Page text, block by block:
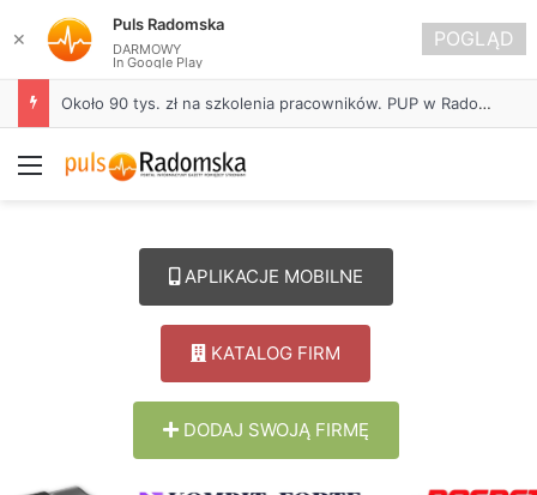
Około 90 tys. zł na szkolenia pracowników. PUP w Radomsku ogłasza nabór wniosków
Menu
APLIKACJE MOBILNE
KATALOG FIRM
DODAJ SWOJĄ FIRMĘ
✕
Puls Radomska
DARMOWY
In Google Play
POGLĄD